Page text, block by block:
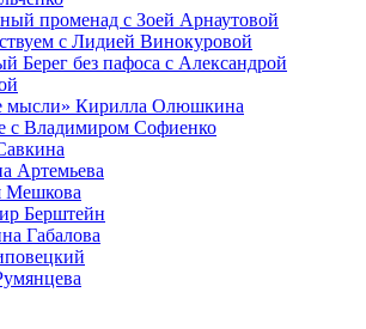
променад с Зоей Арнаутовой
с Лидией Винокуровой
Берег без пафоса с Александрой
мысли» Кирилла Олюшкина
с Владимиром Софиенко
Артемьева
Мешкова
Берштейн
Габалова